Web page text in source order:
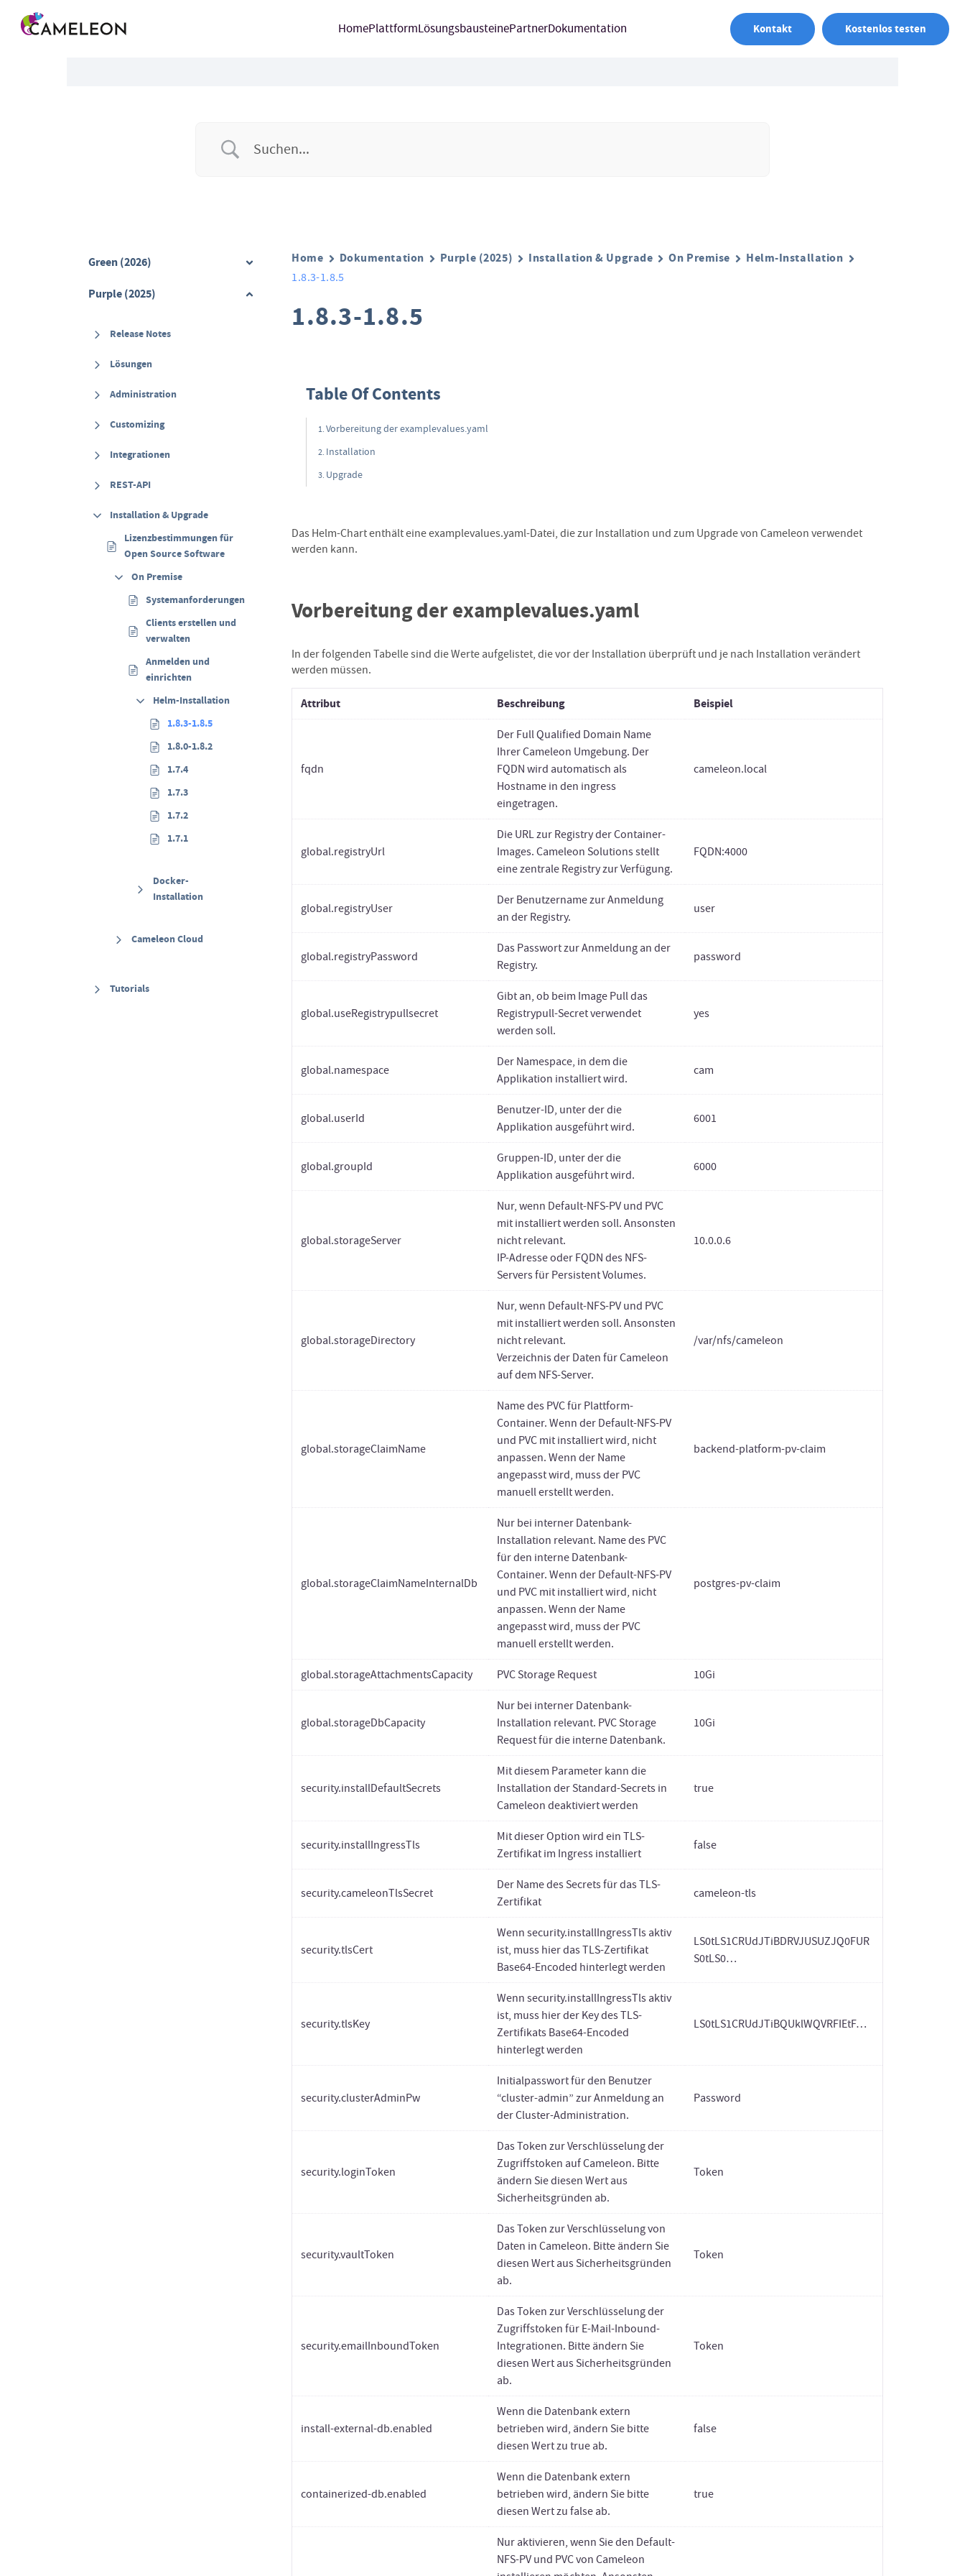
Menü überspringen
HomePlattformLösungsbausteinePartnerDokumentation Kontakt Kostenlos testen
Green (2026)
Purple (2025)
Release Notes
Lösungen
Administration
Customizing
Integrationen
REST-API
Installation & Upgrade
Lizenzbestimmungen für
Open Source Software
On Premise
Systemanforderungen
Clients erstellen und
verwalten
Anmelden und
einrichten
Helm-Installation
1.8.3-1.8.5
1.8.0-1.8.2
1.7.4
1.7.3
1.7.2
1.7.1
Docker-
Installation
Cameleon Cloud
Tutorials
Home Dokumentation Purple (2025) Installation & Upgrade On Premise Helm-Installation
1.8.3-1.8.5
1.8.3-1.8.5
Table Of Contents
Vorbereitung der examplevalues.yaml
Installation
Upgrade
Das Helm-Chart enthält eine examplevalues.yaml-Datei, die zur Installation und zum Upgrade von Cameleon verwendet
werden kann.
Vorbereitung der examplevalues.yaml
In der folgenden Tabelle sind die Werte aufgelistet, die vor der Installation überprüft und je nach Installation verändert
werden müssen.
Attribut Beschreibung Beispiel
fqdn
Der Full Qualified Domain Name
Ihrer Cameleon Umgebung. Der
FQDN wird automatisch als
Hostname in den ingress
eingetragen.
cameleon.local
global.registryUrl
Die URL zur Registry der Container-
Images. Cameleon Solutions stellt
eine zentrale Registry zur Verfügung.
FQDN:4000
global.registryUser
Der Benutzername zur Anmeldung
an der Registry.
user
global.registryPassword
Das Passwort zur Anmeldung an der
Registry.
password
global.useRegistrypullsecret
Gibt an, ob beim Image Pull das
Registrypull-Secret verwendet
werden soll.
yes
global.namespace
Der Namespace, in dem die
Applikation installiert wird.
cam
global.userId
Benutzer-ID, unter der die
Applikation ausgeführt wird.
6001
global.groupId
Gruppen-ID, unter der die
Applikation ausgeführt wird.
6000
global.storageServer
Nur, wenn Default-NFS-PV und PVC
mit installiert werden soll. Ansonsten
nicht relevant.
IP-Adresse oder FQDN des NFS-
Servers für Persistent Volumes.
10.0.0.6
global.storageDirectory
Nur, wenn Default-NFS-PV und PVC
mit installiert werden soll. Ansonsten
nicht relevant.
Verzeichnis der Daten für Cameleon
auf dem NFS-Server.
/var/nfs/cameleon
global.storageClaimName
Name des PVC für Plattform-
Container. Wenn der Default-NFS-PV
und PVC mit installiert wird, nicht
anpassen. Wenn der Name
angepasst wird, muss der PVC
manuell erstellt werden.
backend-platform-pv-claim
global.storageClaimNameInternalDb
Nur bei interner Datenbank-
Installation relevant. Name des PVC
für den interne Datenbank-
Container. Wenn der Default-NFS-PV
und PVC mit installiert wird, nicht
anpassen. Wenn der Name
angepasst wird, muss der PVC
manuell erstellt werden.
postgres-pv-claim
global.storageAttachmentsCapacity PVC Storage Request 10Gi
global.storageDbCapacity
Nur bei interner Datenbank-
Installation relevant. PVC Storage
Request für die interne Datenbank.
10Gi
security.installDefaultSecrets
Mit diesem Parameter kann die
Installation der Standard-Secrets in
Cameleon deaktiviert werden
true
security.installIngressTls
Mit dieser Option wird ein TLS-
Zertifikat im Ingress installiert
false
security.cameleonTlsSecret
Der Name des Secrets für das TLS-
Zertifikat
cameleon-tls
security.tlsCert
Wenn security.installIngressTls aktiv
ist, muss hier das TLS-Zertifikat
Base64-Encoded hinterlegt werden
LS0tLS1CRUdJTiBDRVJUSUZJQ0FUR
S0tLS0…
security.tlsKey
Wenn security.installIngressTls aktiv
ist, muss hier der Key des TLS-
Zertifikats Base64-Encoded
hinterlegt werden
LS0tLS1CRUdJTiBQUklWQVRFIEtF…
security.clusterAdminPw
Initialpasswort für den Benutzer
“cluster-admin” zur Anmeldung an
der Cluster-Administration.
Password
security.loginToken
Das Token zur Verschlüsselung der
Zugriffstoken auf Cameleon. Bitte
ändern Sie diesen Wert aus
Sicherheitsgründen ab.
Token
security.vaultToken
Das Token zur Verschlüsselung von
Daten in Cameleon. Bitte ändern Sie
diesen Wert aus Sicherheitsgründen
ab.
Token
security.emailInboundToken
Das Token zur Verschlüsselung der
Zugriffstoken für E-Mail-Inbound-
Integrationen. Bitte ändern Sie
diesen Wert aus Sicherheitsgründen
ab.
Token
install-external-db.enabled
Wenn die Datenbank extern
betrieben wird, ändern Sie bitte
diesen Wert zu true ab.
false
containerized-db.enabled
Wenn die Datenbank extern
betrieben wird, ändern Sie bitte
diesen Wert zu false ab.
true
Nur aktivieren, wenn Sie den Default-
NFS-PV und PVC von Cameleon